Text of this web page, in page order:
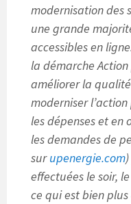
modernisation des
une grande
accessibles en
la démarche
améliorer la
moderniser
les dépenses et en
les demandes de
surupenergie.com
effectuées le soir,
ce qui est bien